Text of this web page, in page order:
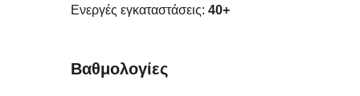
Ενεργές εγκαταστάσεις: 40+
Βαθμολογίες